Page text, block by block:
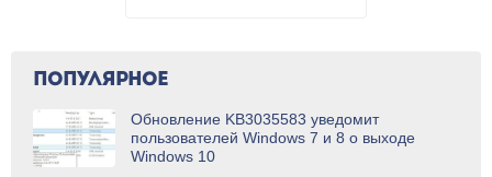
ПОПУЛЯРНОЕ
Обновление KB3035583 уведомит
пользователей Windows 7 и 8 о выходе
Windows 10